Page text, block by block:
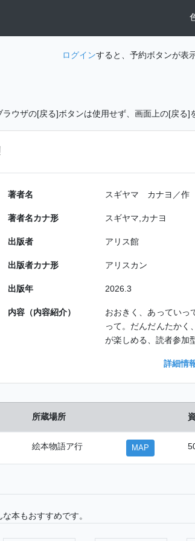
ログインすると、予約ボタンが表
ウザの[戻る]ボタンは使用せず、画面上の[戻る]
著者名 スギヤマ カナヨ／作
著者名カナ形 スギヤマ,カナヨ
出版者 アリス館
出版者カナ形 アリスカン
出版年 2026.3
内容（内容紹介）
おおきく、あっていっ
って。だんだんたか
が楽しめる、読者参加
詳細情
所蔵場所
絵本物語ア行 MAP
本もおすすめです。